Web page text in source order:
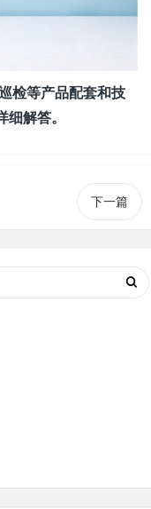
检等产品配套和技
解答。
下一篇